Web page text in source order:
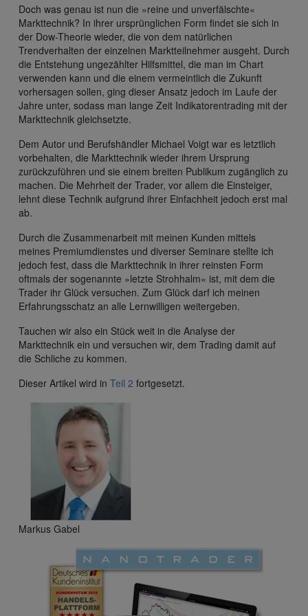
Doch was genau ist nun die »reine und unverfälschte«
Markttechnik? In ihrer ursprünglichen Form findet sie sich in
der Dow-Theorie wieder, die von dem natürlichen
Trendverhalten der einzelnen Marktteilnehmer ausgeht. Durch
die Entstehung ungezählter Hilfsmittel, die man im Chart
verwenden kann und die einem vermeintlich die Zukunft
vorhersagen sollen, ging dieser Ansatz jedoch im Laufe der
Jahre unter, sodass man lange Zeit Indikatorentrading mit der
Markttechnik gleichsetzte.
Dem Autor und Berufshändler Michael Voigt war es letztlich
vorbehalten, die Markttechnik wieder ihrem Ursprung
zurückzuführen und sie einem breiten Publikum zugänglich zu
machen. Die Mehrheit der Trader, vor allem die Einsteiger,
lehnt diese Technik aufgrund ihrer Einfachheit jedoch erst mal
ab.
Durch die Zusammenarbeit mit meinen Kunden mittels
meines Premiumdienstes und diverser Seminare stellte ich
jedoch fest, dass die Markttechnik in ihrer reinsten Form
oftmals der sogenannte »letzte Strohhalm« ist, mit dem die
Trader ihr Glück versuchen. Zum Glück darf ich meinen
Erfahrungsschatz an alle Lernwilligen weitergeben.
Tauchen wir also ein Stück weit in die Analyse der
Markttechnik ein und versuchen wir, dem Trading damit auf
die Schliche zu kommen.
Dieser Artikel wird in Teil 2 fortgesetzt.
Markus Gabel